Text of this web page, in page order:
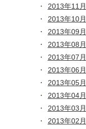
2013年11月
2013年10月
2013年09月
2013年08月
2013年07月
2013年06月
2013年05月
2013年04月
2013年03月
2013年02月